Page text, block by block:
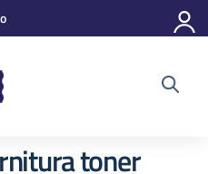
toner